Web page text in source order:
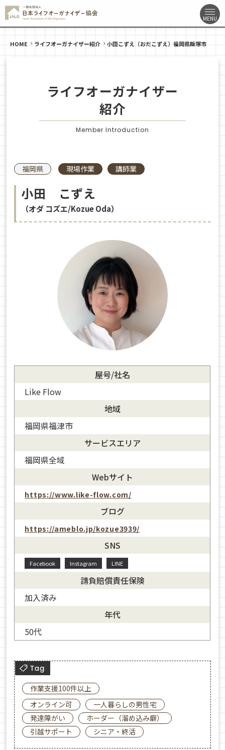
HOME ライフオーガナイザー紹介 小田こずえ（おだこずえ）福岡県飯塚市
ライフオーガナイザー
紹介
Member Introduction
福岡県 現場作業 講師業
小田 こずえ
（オダ コズエ/Kozue Oda）
屋号/社名
Like Flow
地域
福岡県福津市
サービスエリア
福岡県全域
Webサイト
https://www.like-flow.com/
ブログ
https://ameblo.jp/kozue3939/
SNS
Facebook Instagram LINE
請負賠償責任保険
加入済み
年代
50代
作業支援100件以上
オンライン可
一人暮らしの男性宅
発達障がい
ホーダー（溜め込み癖）
引越サポート
シニア・終活